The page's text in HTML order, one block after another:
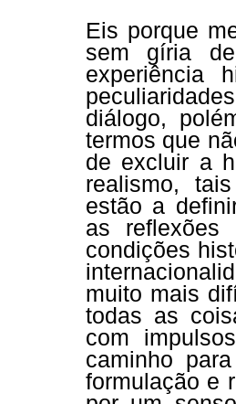
Eis porque
sem gíria
experiência
diálogo,
termos que
de excluir a
realismo,
estão a
as
condições
muito mais
todas as
com
caminho
formulação e